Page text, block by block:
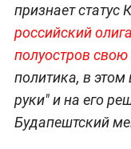
признает статус
российский
полуостров
политика, в этом
руки" и на его
Будапештский